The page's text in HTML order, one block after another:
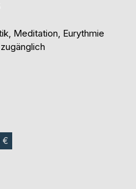
Meditation, Eurythmie
€